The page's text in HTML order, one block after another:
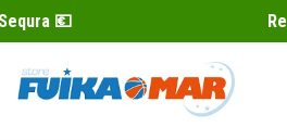
Recíbelo